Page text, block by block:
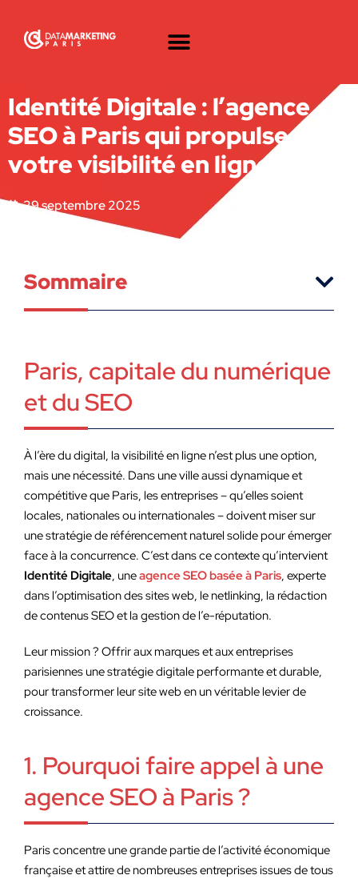
Identité Digitale : l’agence
SEO à Paris qui propulse
votre visibilité en ligne
29 septembre 2025
Sommaire
Paris, capitale du numérique
et du SEO
À l’ère du digital, la visibilité en ligne n’est plus une option,
mais une nécessité. Dans une ville aussi dynamique et
compétitive que Paris, les entreprises – qu’elles soient
locales, nationales ou internationales – doivent miser sur
une stratégie de référencement naturel solide pour émerger
face à la concurrence. C’est dans ce contexte qu’intervient
Identité Digitale, uneagence SEO basée à Paris, experte
dans l’optimisation des sites web, le netlinking, la rédaction
de contenus SEO et la gestion de l’e-réputation.
Leur mission ? Offrir aux marques et aux entreprises
parisiennes une stratégie digitale performante et durable,
pour transformer leur site web en un véritable levier de
croissance.
1. Pourquoi faire appel à une
agence SEO à Paris ?
Paris concentre une grande partie de l’activité économique
française et attire de nombreuses entreprises issues de tous